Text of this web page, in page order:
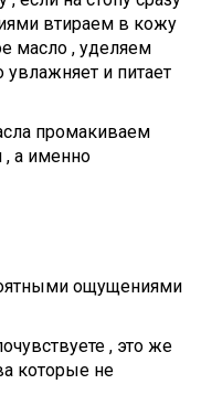
втираем в кожу
масло , уделяем
увлажняет и питает
промакиваем
, а именно
ощущениями
, это же
которые не